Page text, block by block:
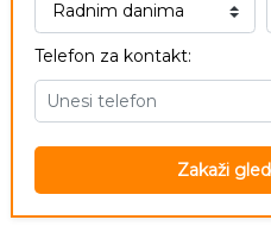
Telefon za kontakt:
Zakaži